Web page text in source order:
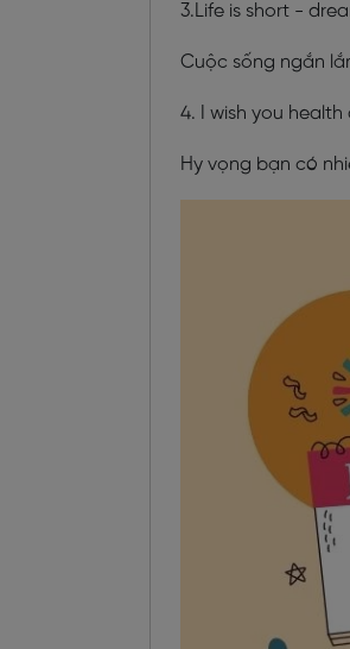
3.Life is short -
Cuộc sống ngắn
4. I wish you
Hy vọng bạn có